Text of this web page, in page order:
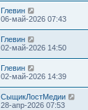
Глевин
06-май-2026 07:43
Глевин
02-май-2026 14:50
Глевин
02-май-2026 14:39
СыщикЛостМедии
28-апр-2026 07:53